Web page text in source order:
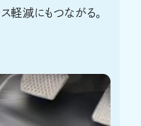
軽減にもつながる。